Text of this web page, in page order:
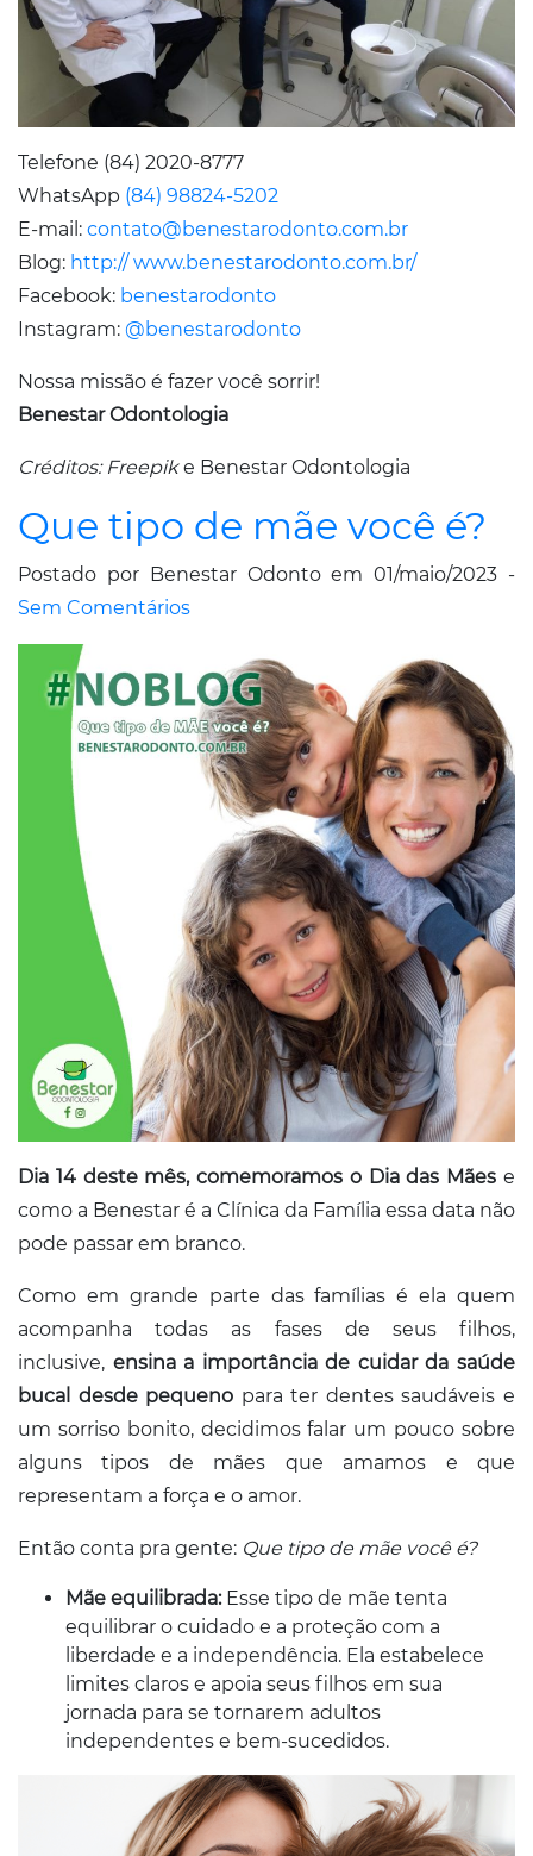
Telefone (84) 2020-8777
WhatsApp (84) 98824-5202
E-mail: contato@benestarodonto.com.br
Blog: http:// www.benestarodonto.com.br/
Facebook: benestarodonto
Instagram: @benestarodonto
Nossa missão é fazer você sorrir!
Benestar Odontologia
Créditos: Freepike Benestar Odontologia
Que tipo de mãe você é?
Postado por Benestar Odonto em 01/maio/2023 -
Sem Comentários
Dia 14 deste mês, comemoramos o Dia das Mães e
como a Benestar é a Clínica da Família essa data não
pode passar em branco.
Como em grande parte das famílias é ela quem
acompanha todas as fases de seus filhos,
inclusive, ensina a importância de cuidar da saúde
bucal desde pequeno para ter dentes saudáveis e
um sorriso bonito, decidimos falar um pouco sobre
alguns tipos de mães que amamos e que
representam a força e o amor.
Então conta pra gente: Que tipo de mãe você é?
Mãe equilibrada: Esse tipo de mãe tenta
equilibrar o cuidado e a proteção com a
liberdade e a independência. Ela estabelece
limites claros e apoia seus filhos em sua
jornada para se tornarem adultos
independentes e bem-sucedidos.